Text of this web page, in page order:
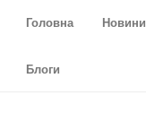
Головна
Новини
Блоги